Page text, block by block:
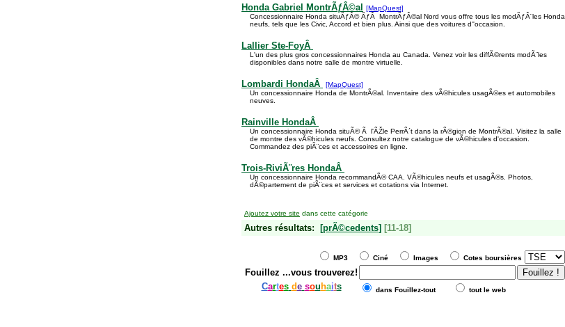
Honda Gabriel MontrÃƒÂ©al
[MapQuest]
Concessionnaire Honda situÃƒÂ© ÃƒÂ MontrÃƒÂ©al Nord vous offre tous les modÃƒÂ¨les Honda
neufs, tels que les Civic, Accord et bien plus. Ainsi que des voitures d''occasion.
Lallier Ste-FoyÂ
L'un des plus gros concessionnaires Honda au Canada. Venez voir les diffÃ©rents modÃ¨les
disponibles dans notre salle de montre virtuelle.
Lombardi HondaÂ
[MapQuest]
Un concessionnaire Honda de MontrÃ©al. Inventaire des vÃ©hicules usagÃ©es et automobiles
neuves.
Rainville HondaÂ
Un concessionnaire Honda situÃ© Ã l'ÃŽle PerrÃ´t dans la rÃ©gion de MontrÃ©al. Visitez la salle
de montre des vÃ©hicules neufs. Consultez notre catalogue de vÃ©hicules d'occasion.
Commandez des piÃ¨ces et accessoires en ligne.
Trois-RiviÃ¨res HondaÂ
Un concessionnaire Honda recommandÃ© CAA. VÃ©hicules neufs et usagÃ©s. Photos,
dÃ©partement de piÃ¨ces et services et cotations via Internet.
Ajoutez votre site dans cette catégorie
Autres résultats: [prÃ©cedents] [11-18]
MP3 Ciné Images Cotes boursières
Fouillez ...vous trouverez!
Cartes de sou haits dans Fouillez-tout tout le web